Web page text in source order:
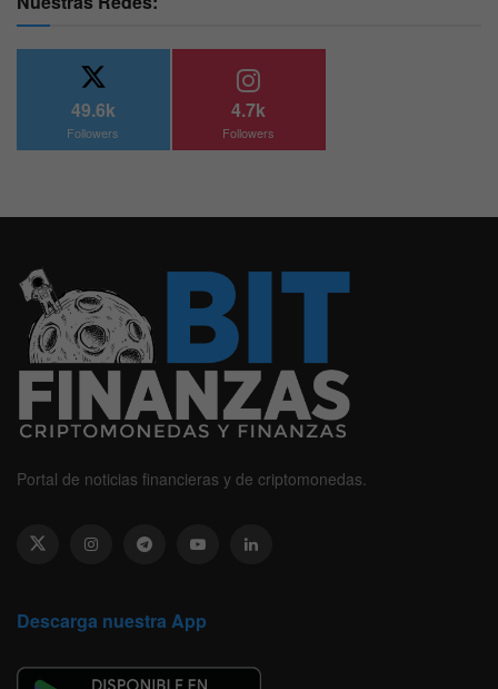
49.6k
Followers
4.7k
Followers
Portal de noticias financieras y de criptomonedas.
Descarga nuestra App